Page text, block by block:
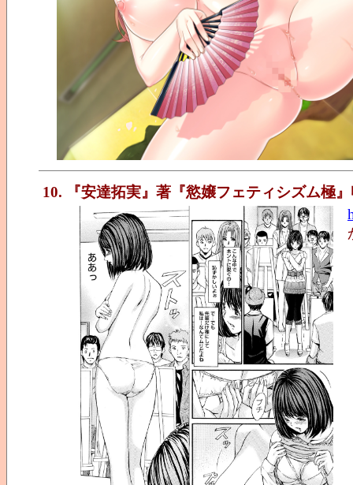
10. 『安達拓実』著『慾嬢フェティシズム極